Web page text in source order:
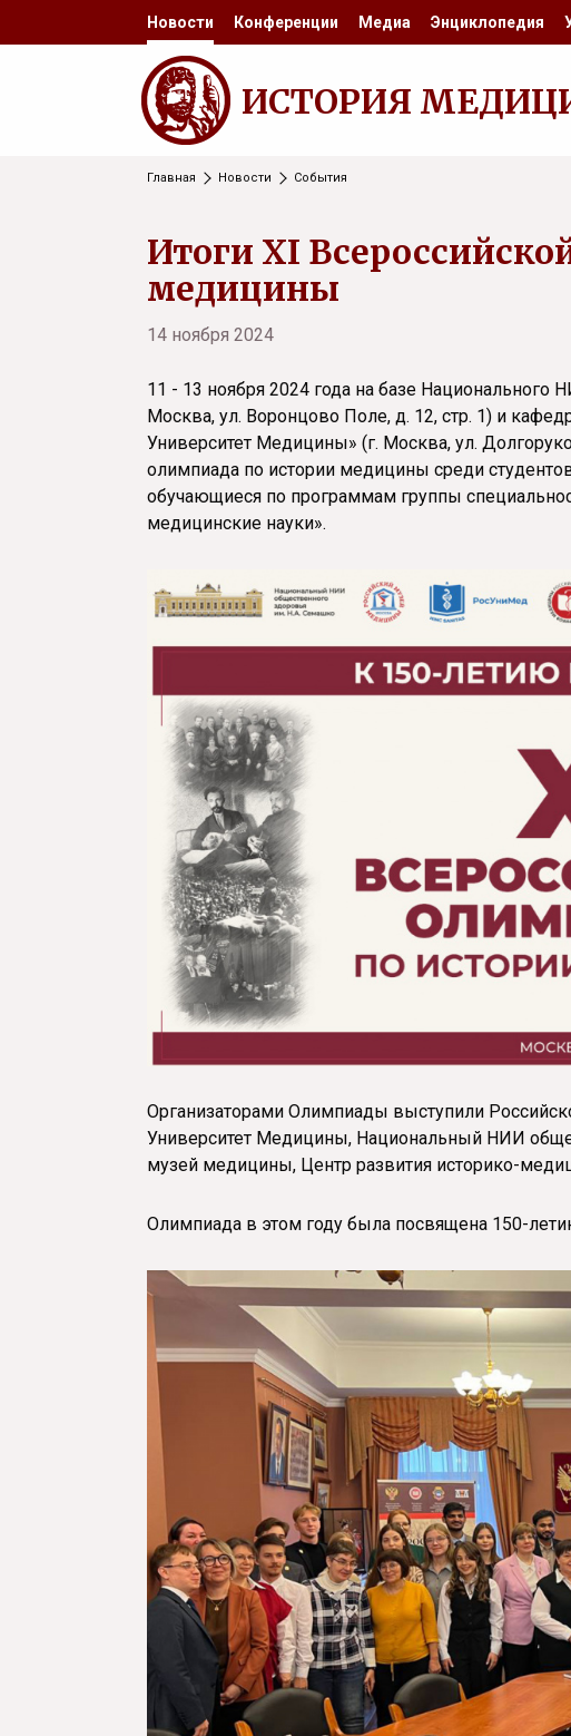
Новости Конференции Медиа Энциклопедия
ИСТОРИЯ
Главная Новости События
Итоги ХI
медицины
14 ноября 2024
11 - 13 ноября 2024 года на базе
Москва, ул. Воронцово Поле, д. 12, стр. 1) и
Университет Медицины» (г. Москва, ул.
олимпиада по истории медицины среди
обучающиеся по программам группы
медицинские науки».
Организаторами Олимпиады выступили
Университет Медицины, Национальный НИИ
музей медицины, Центр развития историко-
Олимпиада в этом году была посвящена 150-